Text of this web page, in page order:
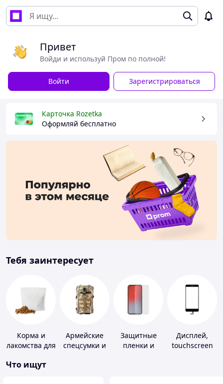
Привет
Войди и используй Пром по полной!
Войти Зарегистрироваться
Карточка Rozetka
Оформляй бесплатно
Тебя заинтересует
Корма и
лакомства для
животных и
Армейские
спецсумки и
Защитные
пленки и
Дисплей,
touchscreen
Что ищут